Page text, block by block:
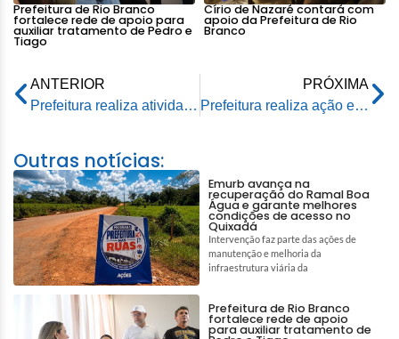
Prefeitura de Rio Branco
fortalece rede de apoio para
auxiliar tratamento de Pedro e
Tiago
Círio de Nazaré contará com
apoio da Prefeitura de Rio
Branco
ANTERIOR
Prefeitura realiza atividade pelo Dia das Crianças voltada para autistas
PRÓXIMA
Prefeitura realiza ação especial em alusão ao Dia das Crianças no Cras Rui Lino
Outras notícias:
Emurb avança na
recuperação do Ramal Boa
Água e garante melhores
condições de acesso no
Quixadá
Intervenção faz parte das ações de
manutenção e melhoria da
infraestrutura viária da
Prefeitura de Rio Branco
fortalece rede de apoio
para auxiliar tratamento de